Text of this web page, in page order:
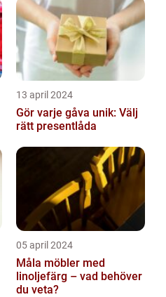
13 april 2024
Gör varje gåva unik: Välj
rätt presentlåda
05 april 2024
Måla möbler med
linoljefärg – vad behöver
du veta?